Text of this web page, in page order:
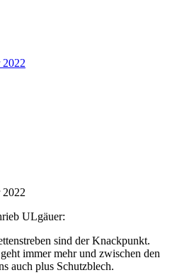
2022
2022
ULgäuer:
sind der Knackpunkt.
immer mehr und zwischen den
auch plus Schutzblech.